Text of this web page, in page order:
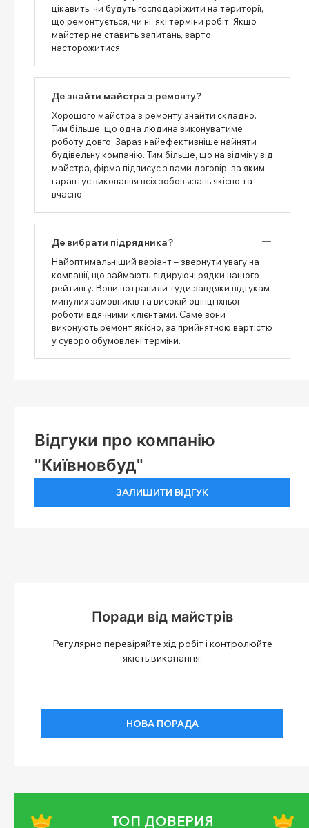
цікавить, чи будуть господарі жити на території,
що ремонтується, чи ні, які терміни робіт. Якщо
майстер не ставить запитань, варто
насторожитися.
Де знайти майстра з ремонту?
Хорошого майстра з ремонту знайти складно.
Тим більше, що одна людина виконуватиме
роботу довго. Зараз найефективніше найняти
будівельну компанію. Тим більше, що на відміну від
майстра, фірма підписує з вами договір, за яким
гарантує виконання всіх зобов’язань якісно та
вчасно.
Де вибрати підрядника?
Найоптимальніший варіант – звернути увагу на
компанії, що займають лідируючі рядки нашого
рейтингу. Вони потрапили туди завдяки відгукам
минулих замовників та високій оцінці їхньої
роботи вдячними клієнтами. Саме вони
виконують ремонт якісно, ​​за прийнятною вартістю
у суворо обумовлені терміни.
Відгуки про компанію
"Київновбуд"
ЗАЛИШИТИ ВІДГУК
Поради від майстрів
Регулярно перевіряйте хід робіт і контролюйте
якість виконання.
НОВА ПОРАДА
ТОП ДОВЕРИЯ